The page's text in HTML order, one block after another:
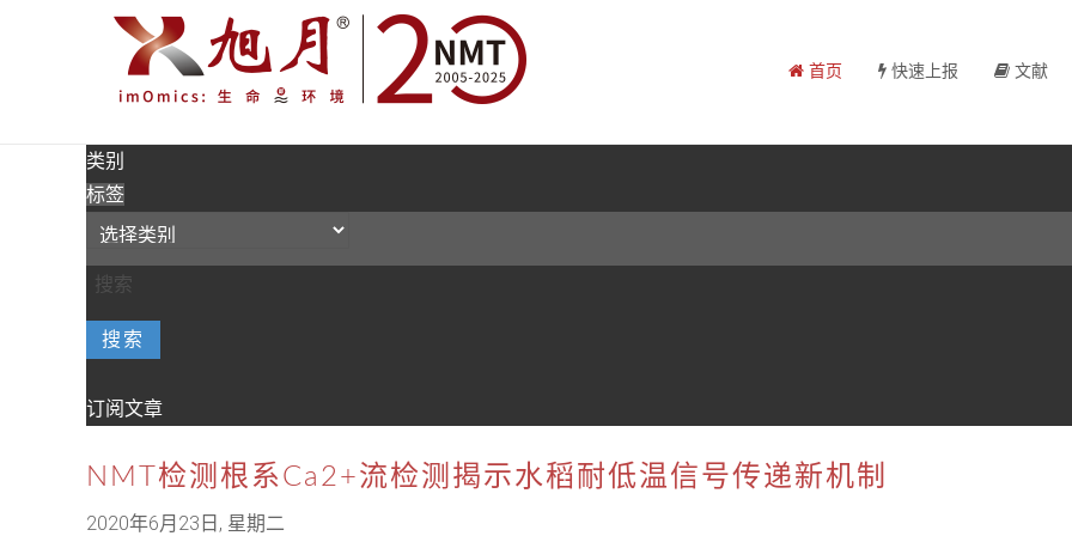
首页 快速上报 文献
类别
标签
搜索
订阅文章
NMT检测根系Ca2+流检测揭示水稻耐低温信号传递新机制
2020年6月23日, 星期二